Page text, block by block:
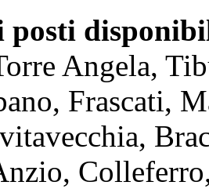
posti
Angela,
Frascati,